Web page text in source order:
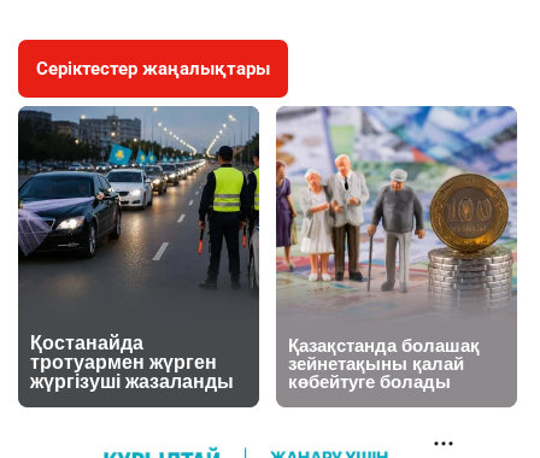
Серіктестер жаңалықтары